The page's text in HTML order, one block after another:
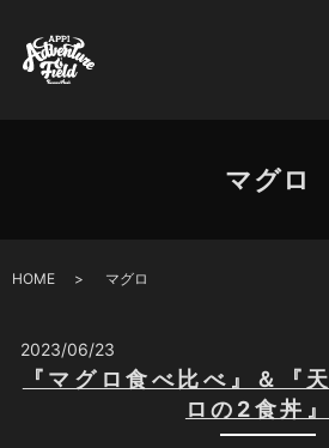
マグロ
HOME マグロ
2023/06/23
『マグロ食べ比べ』＆『
ロの2食丼